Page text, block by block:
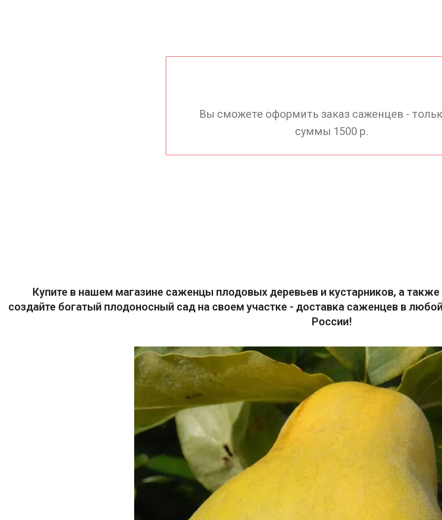
Вы сможете оформить заказ саженцев -
суммы 1500 р.
Купите в нашем магазине саженцы плодовых деревьев и кустарников, а
создайте богатый плодоносный сад на своем участке - доставка саженцев в
России!